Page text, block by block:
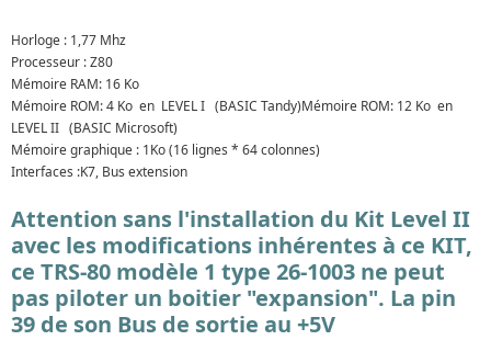
Horloge : 1,77 Mhz
Processeur : Z80
Mémoire RAM: 16 Ko
Mémoire ROM: 4 Ko en LEVEL I (BASIC Tandy)Mémoire ROM: 12 Ko en
LEVEL II (BASIC Microsoft)
Mémoire graphique : 1Ko (16 lignes * 64 colonnes)
Interfaces :K7, Bus extension
Attention sans l'installation du Kit Level II
avec les modifications inhérentes à ce KIT,
ce TRS-80 modèle 1 type 26-1003 ne peut
pas piloter un boitier "expansion". La pin
39 de son Bus de sortie au +5V